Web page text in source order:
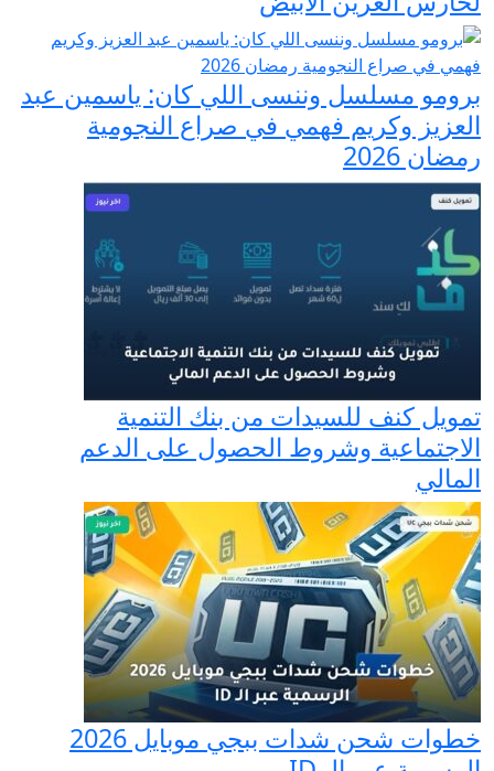
برومو مسلسل وننسى اللي كان: ياسمين عبد
العزيز وكريم فهمي في صراع النجومية
رمضان 2026
تمويل كنف للسيدات من بنك التنمية
الاجتماعية وشروط الحصول على الدعم
المالي
خطوات شحن شدات ببجي موبايل 2026